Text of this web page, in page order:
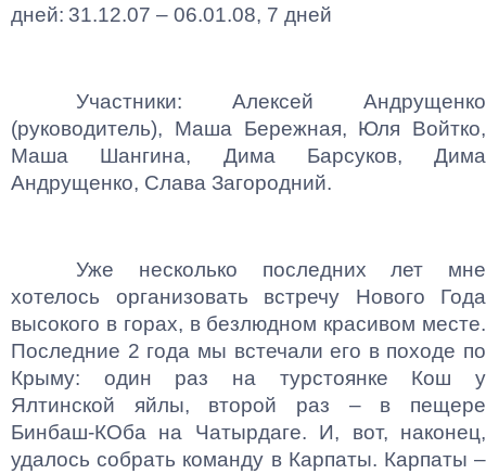
дней: 31.12.07 – 06.01.08, 7 дней
Участники: Алексей Андрущенко
(руководитель), Маша Бережная, Юля Войтко,
Маша Шангина, Дима Барсуков, Дима
Андрущенко, Слава Загородний.
Уже несколько последних лет мне
хотелось организовать встречу Нового Года
высокого в горах, в безлюдном красивом месте.
Последние 2 года мы встечали его в походе по
Крыму: один раз на турстоянке Кош у
Ялтинской яйлы, второй раз – в пещере
Бинбаш-КОба на Чатырдаге. И, вот, наконец,
удалось собрать команду в Карпаты. Карпаты –